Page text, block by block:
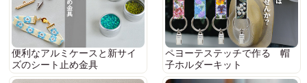
便利なアルミケースと新サイ
ズのシート止め金具
ペヨーテステッチで作る 帽
子ホルダーキット